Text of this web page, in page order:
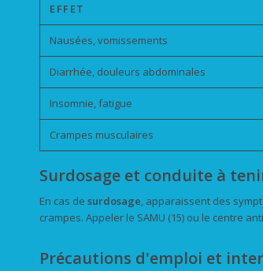
EFFET
Nausées, vomissements
Diarrhée, douleurs abdominales
Insomnie, fatigue
Crampes musculaires
Surdosage et conduite à
En cas de surdosage, apparaissent des
crampes. Appeler le SAMU (15) ou le centre
Précautions d'emploi et